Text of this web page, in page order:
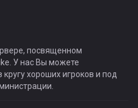
посвященном
У нас Вы можете
хороших игроков и под